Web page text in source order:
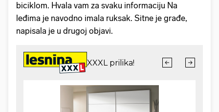
biciklom. Hvala vam za svaku informaciju Na
leđima je navodno imala ruksak. Sitne je građe,
napisala je u drugoj objavi.